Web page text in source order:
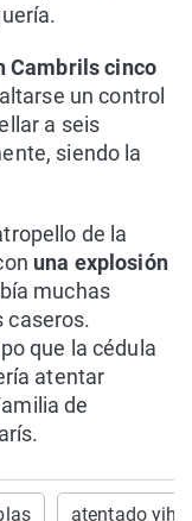
Cambrils cinco
un control
a seis
siendo la
de la
una explosión
muchas
caseros.
que la cédula
atentar
de
atentado